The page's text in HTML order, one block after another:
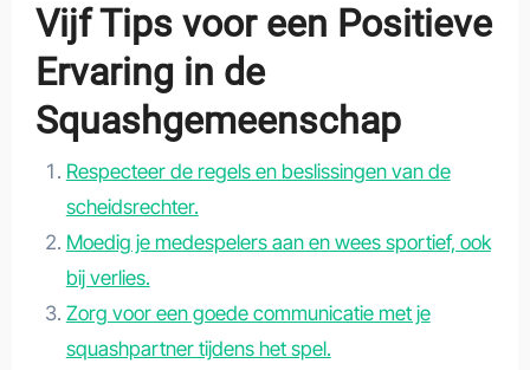
Vijf Tips voor een Positieve
Ervaring in de
Squashgemeenschap
Respecteer de regels en beslissingen van de
scheidsrechter.
Moedig je medespelers aan en wees sportief, ook
bij verlies.
Zorg voor een goede communicatie met je
squashpartner tijdens het spel.